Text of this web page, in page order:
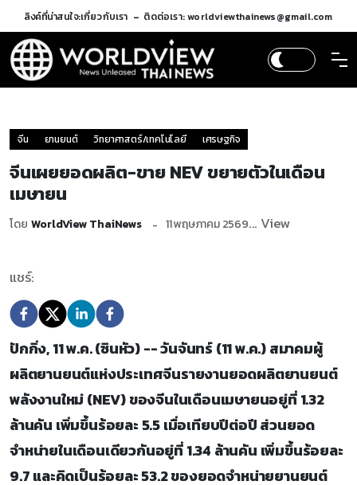
ลิงค์ที่น่าสนใจ:เกี่ยวกับเรา ติดต่อเรา: worldviewthainews@gmail.com
จีน ยานยนต์ วิทยาศาสตร์/เทคโนโลยี เศรษฐกิจ
จีนเผยยอดผลิต-ขาย NEV ขยายตัวในเดือน
เมษายน
โดย WorldView ThaiNews 11 พฤษภาคม 2569... View
แชร์:
ปักกิ่ง, 11 พ.ค. (ซินหัว) -- วันจันทร์ (11 พ.ค.) สมาคมผู้
ผลิตยานยนต์แห่งประเทศจีนรายงานยอดผลิตยานยนต์
พลังงานใหม่ (NEV) ของจีนในเดือนเมษายนอยู่ที่ 1.32
ล้านคัน เพิ่มขึ้นร้อยละ 5.5 เมื่อเทียบปีต่อปี ส่วนยอด
จำหน่ายในเดือนเดียวกันอยู่ที่ 1.34 ล้านคัน เพิ่มขึ้นร้อยละ
9.7 และคิดเป็นร้อยละ 53.2 ของยอดจำหน่ายยานยนต์